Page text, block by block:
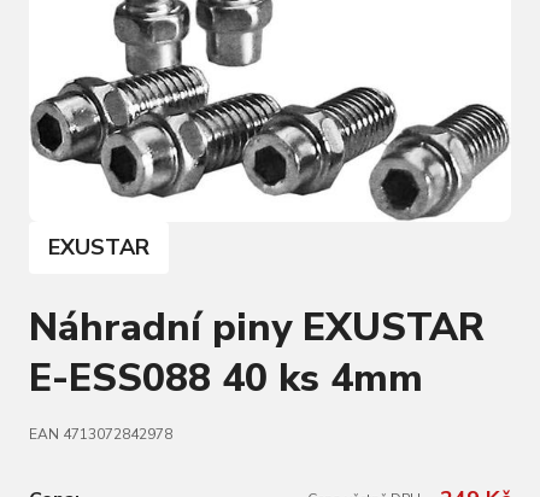
EXUSTAR
Náhradní piny EXUSTAR
E-ESS088 40 ks 4mm
EAN 4713072842978